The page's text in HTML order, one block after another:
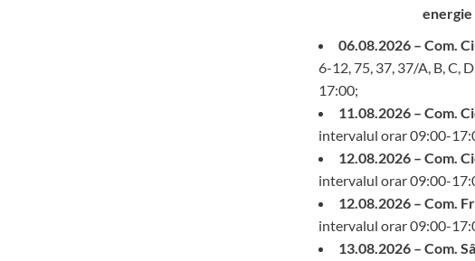
06.08.2026 – Com.
6-12, 75, 37, 37/A, B, C,
17:00;
11.08.2026 – Com.
intervalul orar 09:00-
12.08.2026 – Com.
intervalul orar 09:00-
12.08.2026 – Com.
intervalul orar 09:00-
13.08.2026 – Com.